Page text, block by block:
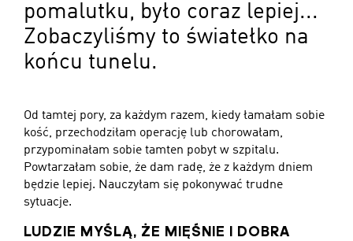
pomalutku, było coraz lepiej...
Zobaczyliśmy to światełko na
końcu tunelu.
Od tamtej pory, za każdym razem, kiedy łamałam sobie
kość, przechodziłam operację lub chorowałam,
przypominałam sobie tamten pobyt w szpitalu.
Powtarzałam sobie, że dam radę, że z każdym dniem
będzie lepiej. Nauczyłam się pokonywać trudne
sytuacje.
LUDZIE MYŚLĄ, ŻE MIĘŚNIE I DOBRA